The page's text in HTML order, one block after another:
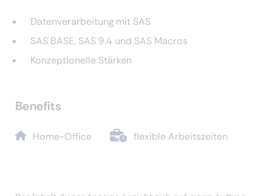
Datenverarbeitung mit SAS
SAS BASE, SAS 9.4 und SAS Macros
Konzeptionelle Stärken
Benefits
Home-Office flexible Arbeitszeiten